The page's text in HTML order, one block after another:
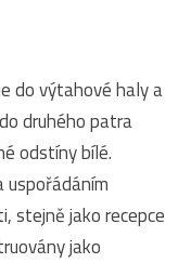
do výtahové haly a
druhého patra
odstíny bílé.
uspořádáním
stejně jako recepce
jako